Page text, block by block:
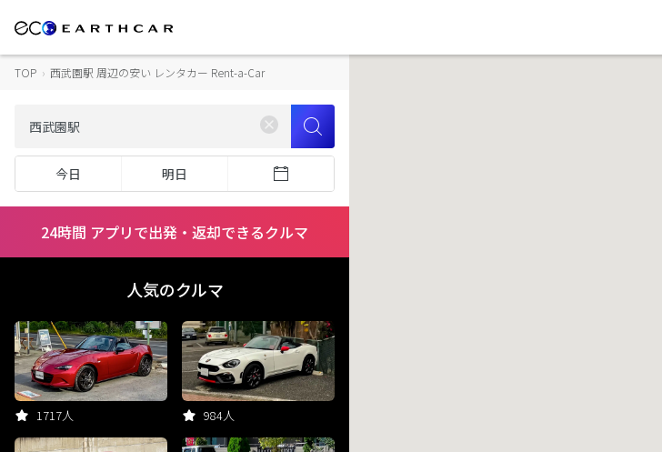
TOP › 西武園駅 周辺の安い レンタカー Rent-a-Car
今日 明日
24時間 アプリで出発・返却できるクルマ
人気のクルマ
1717人 984人